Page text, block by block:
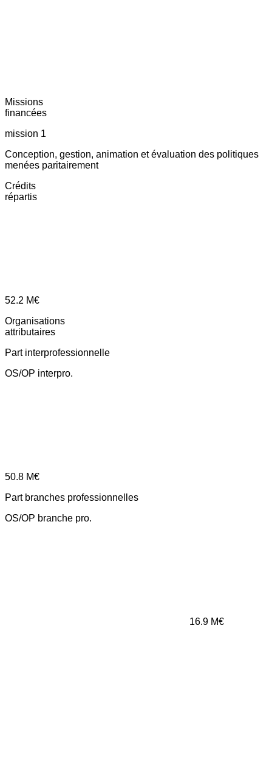
Missions
financées
mission 1
Conception, gestion, animation et évaluation des politiques
menées paritairement
Crédits
répartis
52.2 M€
Organisations
attributaires
Part interprofessionnelle
OS/OP interpro.
50.8 M€
Part branches professionnelles
OS/OP branche pro.
16.9 M€